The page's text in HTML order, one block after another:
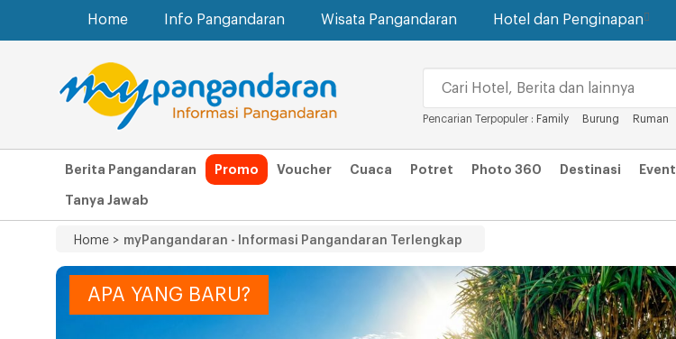
Home Info Pangandaran Wisata Pangandaran Hotel dan Penginapan
Pencarian Terpopuler : Family Burung Ruman
Berita Pangandaran Promo Voucher Cuaca Potret Photo 360 Destinasi Event
Tanya Jawab
Home > myPangandaran - Informasi Pangandaran Terlengkap
APA YANG BARU?